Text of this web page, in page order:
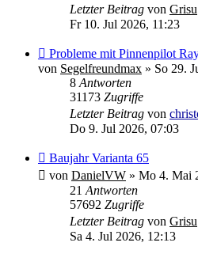
Letzter Beitrag von Grisu
Fr 10. Jul 2026, 11:23
Neuer
Beitrag
Probleme mit Pinnenpilot
von Segelfreundmax » So 29.
8 Antworten
31173 Zugriffe
Letzter Beitrag von
Do 9. Jul 2026, 07:03
Neuer
Beitrag
Baujahr Varianta 65
von DanielVW » Mo 4. Mai
21 Antworten
57692 Zugriffe
Letzter Beitrag von Grisu
Sa 4. Jul 2026, 12:13